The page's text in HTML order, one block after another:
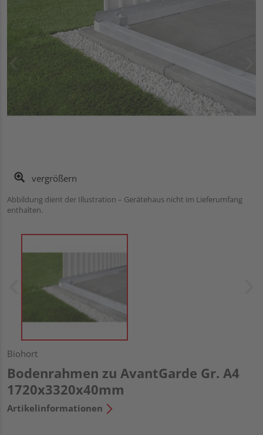
vergrößern
Abbildung dient der Illustration – Gerätehaus nicht im Lieferumfang
enthalten.
Biohort
Bodenrahmen zu AvantGarde Gr. A4
1720x3320x40mm
Artikelinformationen